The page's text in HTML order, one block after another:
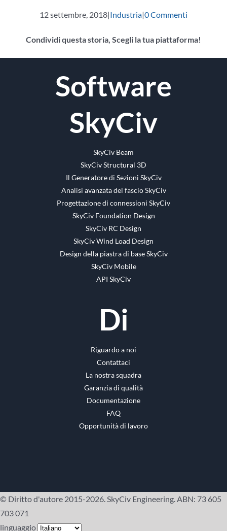
12 settembre, 2018|Industria|0 Commenti
Condividi questa storia, Scegli la tua piattaforma!
Software
SkyCiv
SkyCiv Beam
SkyCiv Structural 3D
Il Generatore di Sezioni SkyCiv
Analisi avanzata del fascio SkyCiv
Progettazione di connessioni SkyCiv
SkyCiv Foundation Design
SkyCiv RC Design
SkyCiv Wind Load Design
Design della piastra di base SkyCiv
SkyCiv Mobile
API SkyCiv
Di
Riguardo a noi
Contattaci
La nostra squadra
Garanzia di qualità
Documentazione
FAQ
Opportunità di lavoro
© Diritto d'autore 2015-2026. SkyCiv Engineering. ABN: 73 605
703 071
linguaggio